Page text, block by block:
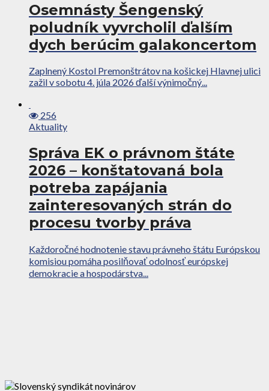
Osemnásty Šengenský
poludník vyvrcholil ďalším
dych berúcim galakoncertom
Zaplnený Kostol Premonštrátov na košickej Hlavnej ulici
zažil v sobotu 4. júla 2026 ďalší výnimočný...
256
Aktuality
Správa EK o právnom štáte
2026 – konštatovaná bola
potreba zapájania
zainteresovaných strán do
procesu tvorby práva
Každoročné hodnotenie stavu právneho štátu Európskou
komisiou pomáha posilňovať odolnosť európskej
demokracie a hospodárstva...